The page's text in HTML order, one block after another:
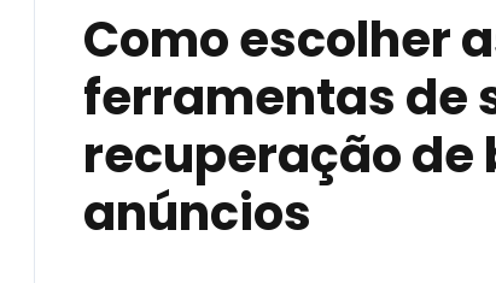
Como escolher
ferramentas de
recuperação de
anúncios